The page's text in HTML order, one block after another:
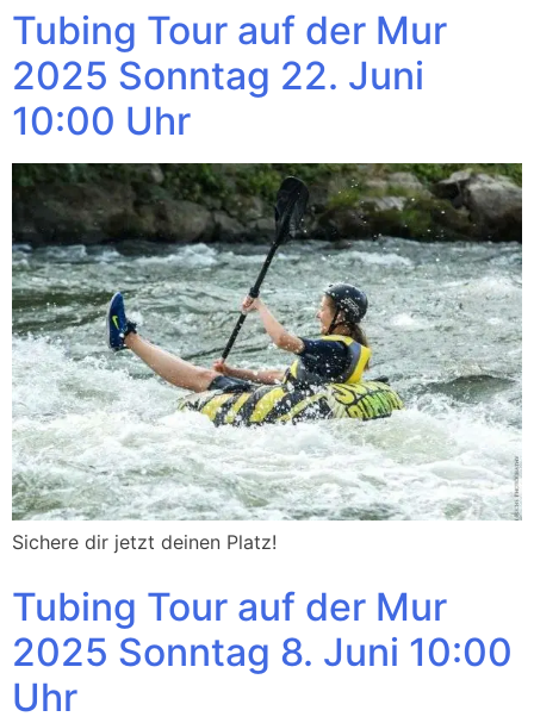
Tubing Tour auf der Mur
2025 Sonntag 22. Juni
10:00 Uhr
Sichere dir jetzt deinen Platz!
Tubing Tour auf der Mur
2025 Sonntag 8. Juni 10:00
Uhr